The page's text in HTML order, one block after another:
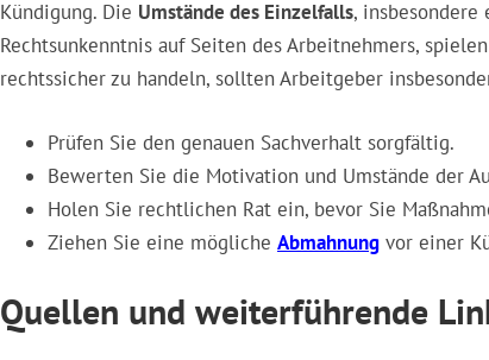
Form- & Inhaltsfehlern
Kostenlose Erstberatung
Was bedeutet das für
Für Arbeitgeber bedeutet das:Nicht jede heimliche
Kündigung. DieUmstände des Einzelfalls, insbesondere
rechtssicher zu handeln, sollten Arbeitgeber